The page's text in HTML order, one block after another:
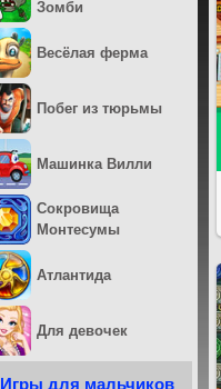
Зомби
Весёлая ферма
Побег из тюрьмы
Машинка Вилли
Сокровища
Монтесумы
Атлантида
Для девочек
Игры для мальчиков